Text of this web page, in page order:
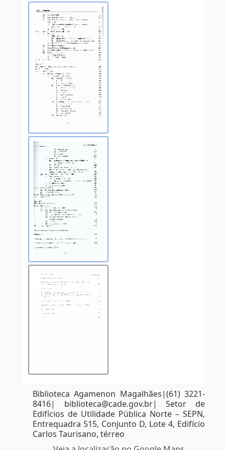
Biblioteca Agamenon Magalhães|(61) 3221-
8416| biblioteca@cade.gov.br| Setor de
Edifícios de Utilidade Pública Norte – SEPN,
Entrequadra 515, Conjunto D, Lote 4, Edifício
Carlos Taurisano, térreo